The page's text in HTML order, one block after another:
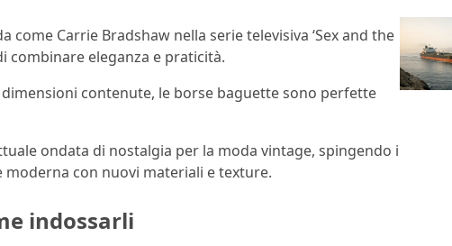
come Carrie Bradshaw nella serie televisiva ‘Sex and the
combinare eleganza e praticità.
contenute, le borse baguette sono perfette
ondata di nostalgia per la moda vintage, spingendo i
con nuovi materiali e texture.
indossarli